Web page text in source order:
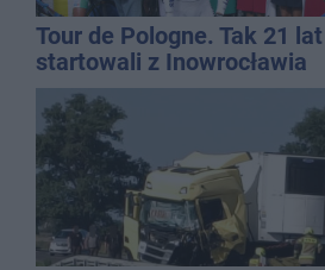
Tour de Pologne. Tak 21
startowali z Inowrocławia